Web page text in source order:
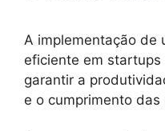
A implementação de
eficiente em
garantir a
e o cumprimento